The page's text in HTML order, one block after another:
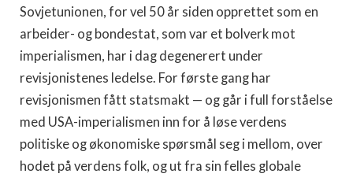
Sovjetunionen, for vel 50 år siden opprettet som en
arbeider- og bondestat, som var et bolverk mot
imperialismen, har i dag degenerert under
revisjonistenes ledelse. For første gang har
revisjonismen fått statsmakt — og går i full forståelse
med USA-imperialismen inn for å løse verdens
politiske og økonomiske spørsmål seg i mellom, over
hodet på verdens folk, og ut fra sin felles globale